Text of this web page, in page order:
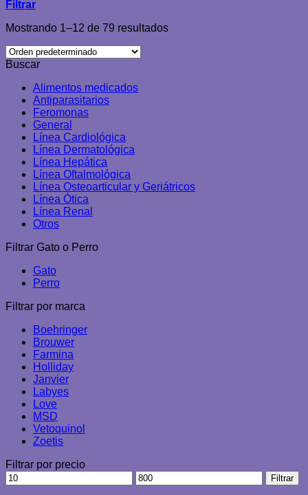
Filtrar
Mostrando 1–12 de 79 resultados
Buscar
Alimentos medicados
Antiparasitarios
Feromonas
General
Línea Cardiológica
Línea Dermatológica
Línea Hepática
Línea Oftalmológica
Línea Osteoarticular y Geriátricos
Línea Ótica
Línea Renal
Otros
Filtrar Gato o Perro
Gato
Perro
Filtrar por marca
Boehringer
Brouwer
Farmina
Holliday
Janvier
Labyes
Love
MSD
Vetoquinol
Zoetis
Filtrar por precio
Precio
mínimo
Precio
máximo
Filtrar